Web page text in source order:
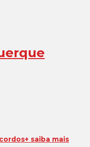
+ saiba mais